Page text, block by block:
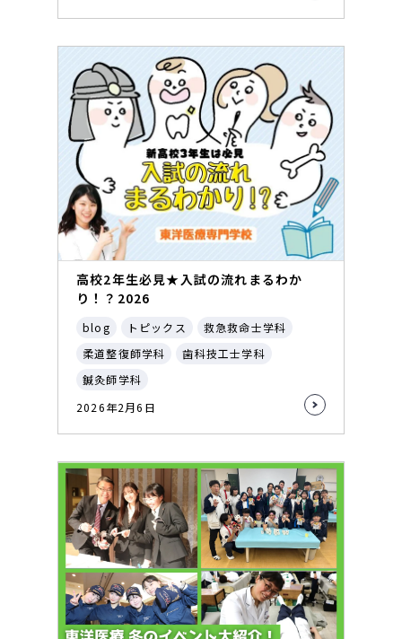
高校2年生必見★入試の流れまるわか
り！？2026
blog トピックス
救急救命士学科
柔道整復師学科
歯科技工士学科
鍼灸師学科
2026年2月6日